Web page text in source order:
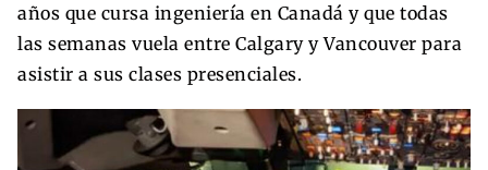
años que cursa ingeniería en Canadá y que todas
las semanas vuela entre Calgary y Vancouver para
asistir a sus clases presenciales.